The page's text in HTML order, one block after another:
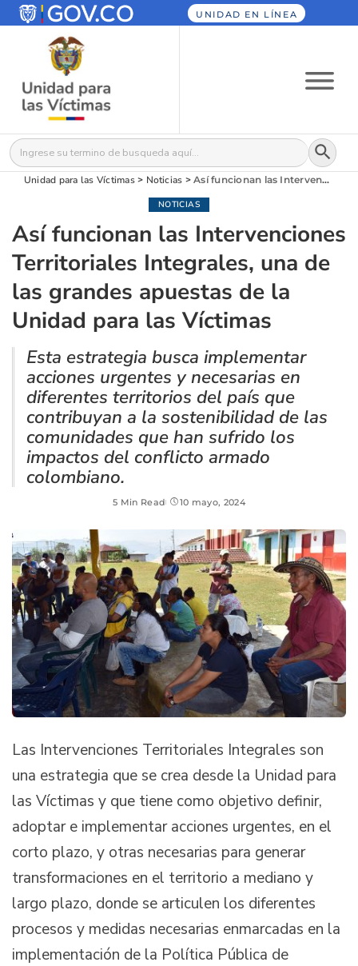
UNIDAD EN LÍNEA
Buscar: Botón
Unidad para las Víctimas> Noticias >Así funcionan las Intervenciones Territoriales Integrales, una de las grandes apuestas de la Unidad para las Víctimas
NOTICIAS
Así funcionan las Intervenciones
Territoriales Integrales, una de
las grandes apuestas de la
Unidad para las Víctimas
Esta estrategia busca implementar
acciones urgentes y necesarias en
diferentes territorios del país que
contribuyan a la sostenibilidad de las
comunidades que han sufrido los
impactos del conflicto armado
colombiano.
5 Min Read 10 mayo, 2024
Las Intervenciones Territoriales Integrales son
una estrategia que se crea desde la Unidad para
las Víctimas y que tiene como objetivo definir,
adoptar e implementar acciones urgentes, en el
corto plazo, y otras necesarias para generar
transformaciones en el territorio a mediano y
largo plazo, donde se articulen los diferentes
procesos y medidas necesarias enmarcadas en la
implementación de la Política Pública de